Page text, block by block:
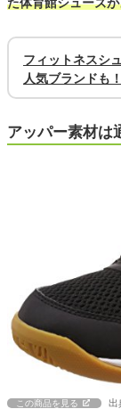
フィットネスシ
人気ブランドも！
アッパー素材は
この商品を見る 出